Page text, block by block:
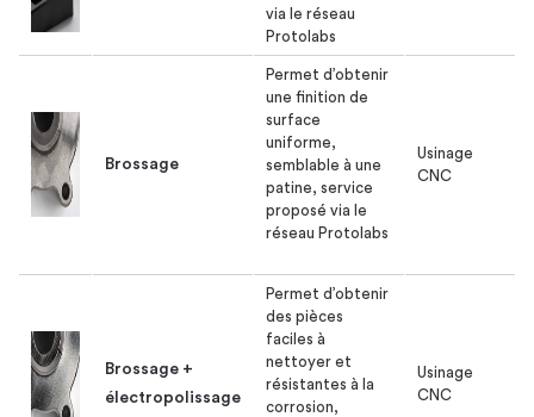
via le réseau
Protolabs
Brossage
Permet d’obtenir
une finition de
surface
uniforme,
semblable à une
patine, service
proposé via le
réseau Protolabs
Usinage
CNC
Brossage +
électropolissage
Permet d’obtenir
des pièces
faciles à
nettoyer et
résistantes à la
corrosion,
Usinage
CNC